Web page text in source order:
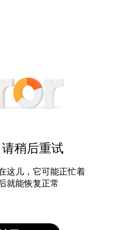
稍后重试
这儿，它可能正忙着
就能恢复正常